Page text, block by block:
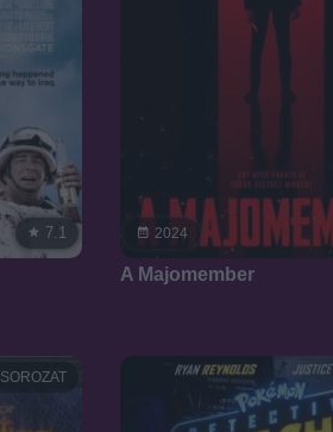
7.1 2024
A Majomember
SOROZAT